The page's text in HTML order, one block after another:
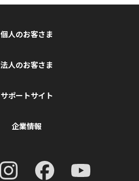
個人のお客さま
法人のお客さま
サポートサイト
企業情報